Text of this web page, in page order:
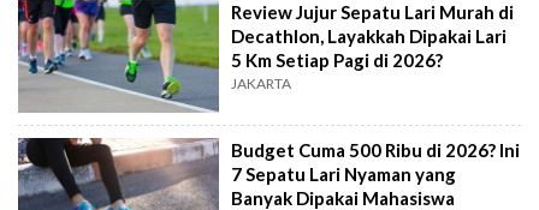
Review Jujur Sepatu Lari Murah di
Decathlon, Layakkah Dipakai Lari
5 Km Setiap Pagi di 2026?
JAKARTA
Budget Cuma 500 Ribu di 2026? Ini
7 Sepatu Lari Nyaman yang
Banyak Dipakai Mahasiswa